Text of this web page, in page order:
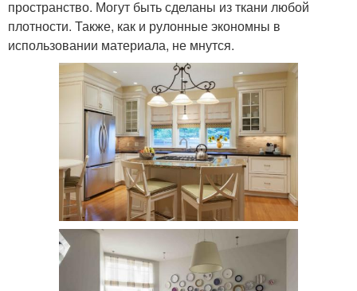
пространство. Могут быть сделаны из ткани любой
плотности. Также, как и рулонные экономны в
использовании материала, не мнутся.